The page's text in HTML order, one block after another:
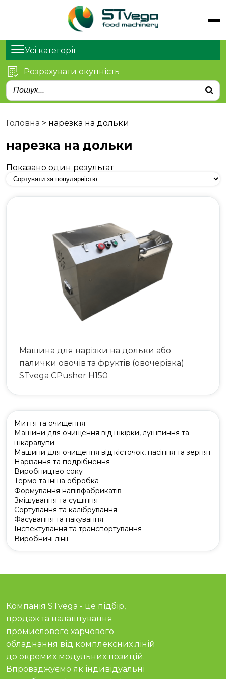
Обладнання
Продукти
Статті
Про нас
Контакти
м. Київ, просп. Степана
sales@stvega.net
063 808 00 26|073 808 00 23
073 808 00 24
Усі категорії
Розрахувати окупність
Головна > нарезка на дольки
нарезка на дольки
Показано один результат
Машина для нарізки на дольки або
палички овочів та фруктів (овочерізка)
STvega CPusher H150
Миття та очищення
Машини для очищення від шкірки, лушпиння та
шкаралупи
Машини для очищення від кісточок, насіння та зернят
Нарізання та подрібнення
Виробництво соку
Термо та інша обробка
Формування напівфабрикатів
Змішування та сушіння
Сортування та калібрування
Фасування та пакування
Інспектування та транспортування
Виробничі лінії
Компанія STvega - це підбір,
продаж та налаштування
промислового харчового
обладнання від комплексних ліній
до окремих модульних позицій.
Впроваджуємо як індивідуальні